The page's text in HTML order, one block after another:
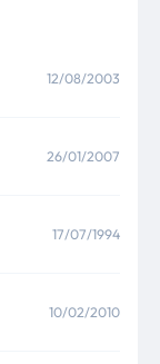
12/08/2003
26/01/2007
17/07/1994
10/02/2010